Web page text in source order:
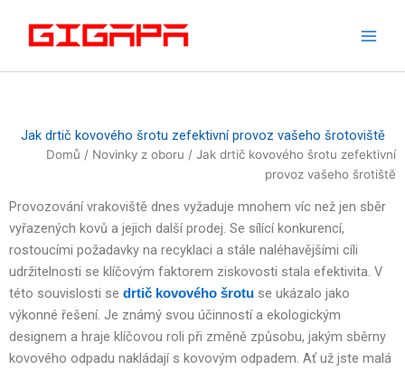
Jak drtič kovového šrotu zefektivní provoz vašeho šrotoviště
Domů / Novinky z oboru / Jak drtič kovového šrotu zefektivní
provoz vašeho šrotiště
Provozování vrakoviště dnes vyžaduje mnohem víc než jen sběr
vyřazených kovů a jejich další prodej. Se sílící konkurencí,
rostoucími požadavky na recyklaci a stále naléhavějšími cíli
udržitelnosti se klíčovým faktorem ziskovosti stala efektivita. V
této souvislosti se drtič kovového šrotu se ukázalo jako
výkonné řešení. Je známý svou účinností a ekologickým
designem a hraje klíčovou roli při změně způsobu, jakým sběrny
kovového odpadu nakládají s kovovým odpadem. Ať už jste malá